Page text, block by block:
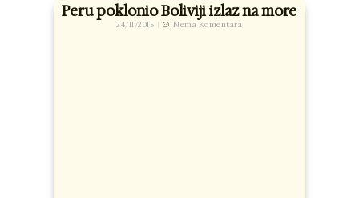
Peru poklonio Boliviji izlaz na more
24/11/2015 Nema Komentara